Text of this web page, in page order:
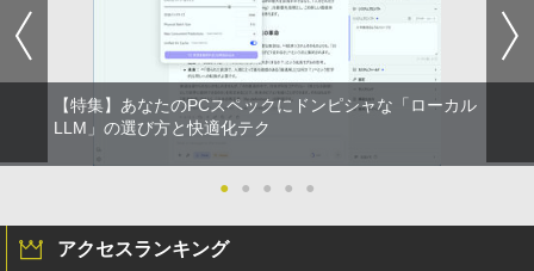
【特集】あなたのPCスペックにドンピシャな「ローカル
LLM」の選び方と快適化テク
● ● ● ● ●
アクセスランキング